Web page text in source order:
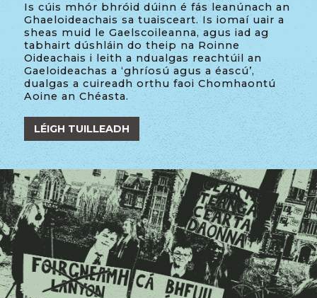
Is cúis mhór bhróid dúinn é fás leanúnach an
Ghaeloideachais sa tuaisceart. Is iomaí uair a
sheas muid le Gaelscoileanna, agus iad ag
tabhairt dúshláin do theip na Roinne
Oideachais i leith a ndualgas reachtúil an
Gaeloideachas a ‘ghríosú agus a éascú’,
dualgas a cuireadh orthu faoi Chomhaontú
Aoine an Chéasta.
LÉIGH TUILLEADH